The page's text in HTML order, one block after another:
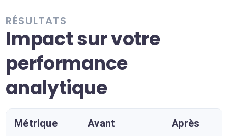
RÉSULTATS
Impact sur votre
performance
analytique
Métrique Avant Après